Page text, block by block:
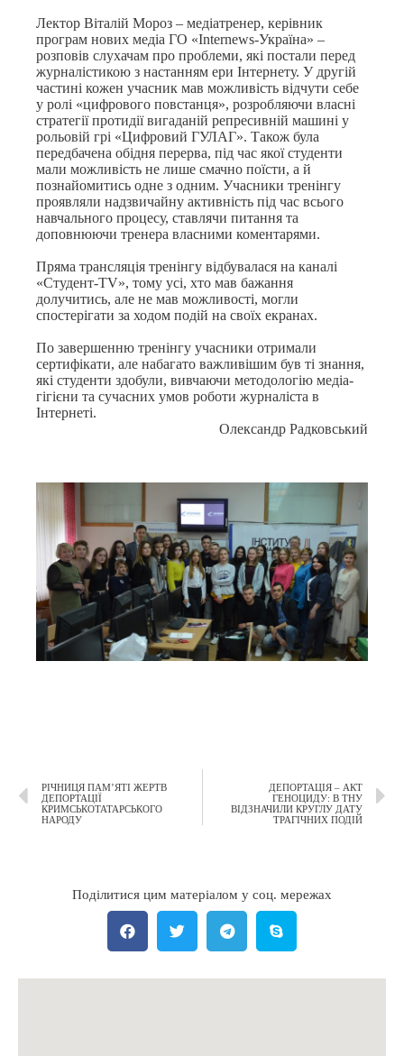
Лектор Віталій Мороз – медіатренер, керівник
програм нових медіа ГО «Internews-Україна» –
розповів слухачам про проблеми, які постали перед
журналістикою з настанням ери Інтернету. У другій
частині кожен учасник мав можливість відчути себе
у ролі «цифрового повстанця», розробляючи власні
стратегії протидії вигаданій репресивній машині у
рольовій грі «Цифровий ГУЛАГ». Також була
передбачена обідня перерва, під час якої студенти
мали можливість не лише смачно поїсти, а й
познайомитись одне з одним. Учасники тренінгу
проявляли надзвичайну активність під час всього
навчального процесу, ставлячи питання та
доповнюючи тренера власними коментарями.
Пряма трансляція тренінгу відбувалася на каналі
«Студент-TV», тому усі, хто мав бажання
долучитись, але не мав можливості, могли
спостерігати за ходом подій на своїх екранах.
По завершенню тренінгу учасники отримали
сертифікати, але набагато важливішим був ті знання,
які студенти здобули, вивчаючи методологію медіа-
гігієни та сучасних умов роботи журналіста в
Інтернеті.
Олександр Радковський
РІЧНИЦЯ ПАМ’ЯТІ ЖЕРТВ
ДЕПОРТАЦІЇ
КРИМСЬКОТАТАРСЬКОГО
НАРОДУ
ДЕПОРТАЦІЯ – АКТ
ГЕНОЦИДУ: В ТНУ
ВІДЗНАЧИЛИ КРУГЛУ ДАТУ
ТРАГІЧНИХ ПОДІЙ
Поділитися цим матеріалом у соц. мережах